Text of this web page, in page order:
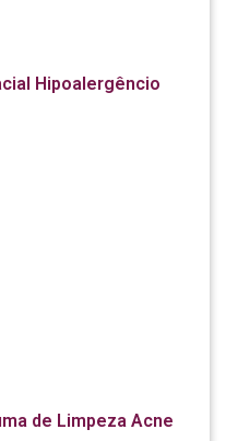
Hipoalergêncio
de Limpeza Acne